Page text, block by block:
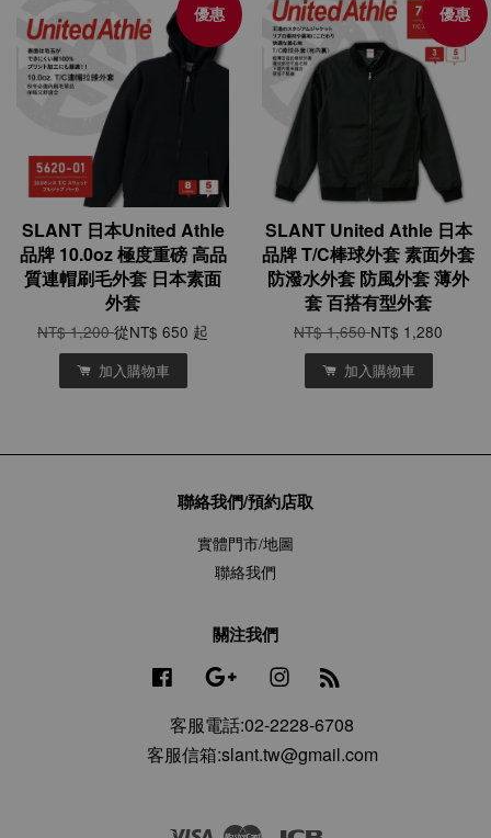
優惠
SLANT 日本United Athle
品牌 10.0oz 極度重磅 高品
質連帽刷毛外套 日本素面
外套
NT$ 1,200從NT$ 650 起
加入購物車
優惠
SLANT United Athle 日本
品牌 T/C棒球外套 素面外套
防潑水外套 防風外套 薄外
套 百搭有型外套
NT$ 1,650NT$ 1,280
加入購物車
聯絡我們/預約店取
實體門市/地圖
聯絡我們
關注我們
Facebook Google Instagram
客服電話:02-2228-6708
客服信箱:slant.tw@gmail.com
Visa Master